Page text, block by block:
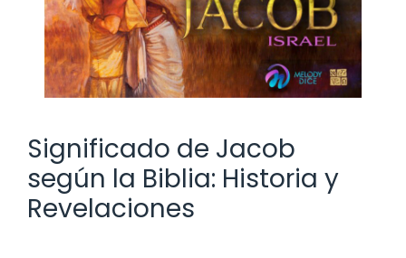
Significado de Jacob
según la Biblia: Historia y
Revelaciones